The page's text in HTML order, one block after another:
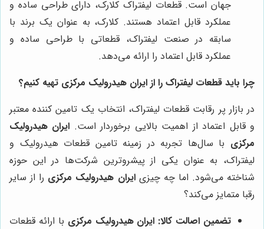
جهان است. قطعات لیفتراک کلارک، دارای طراحی ساده و
عملکرد قابل اعتماد هستند. کلارک، به عنوان یک برند با
سابقه در صنعت لیفتراک، قطعاتی با طراحی ساده و
عملکرد قابل اعتماد را ارائه می‌دهد.
چرا باید قطعات لیفتراک را از ایران هیدرولیک مرکزی تهیه کنیم؟
در بازار پر رقابت قطعات لیفتراک، انتخاب یک تامین کننده معتبر
و قابل اعتماد از اهمیت بالایی برخوردار است. ایران هیدرولیک
مرکزی با سال‌ها تجربه در زمینه تامین قطعات هیدرولیک و
لیفتراک، به عنوان یکی از پیشروترین شرکت‌ها در این حوزه
شناخته می‌شود. اما چه چیزیایران هیدرولیک مرکزی را از سایر
رقبا متمایز می‌کند؟
تضمین اصالت کالا: ایران هیدرولیک مرکزی با ارائه قطعات